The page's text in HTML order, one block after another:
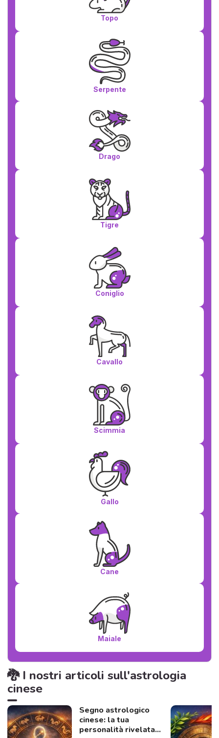
Topo
Serpente
Drago
Tigre
Coniglio
Cavallo
Scimmia
Gallo
Cane
Maiale
🐉 I nostri articoli sull'astrologia
cinese
Segno astrologico
cinese: la tua
personalità rivelata...